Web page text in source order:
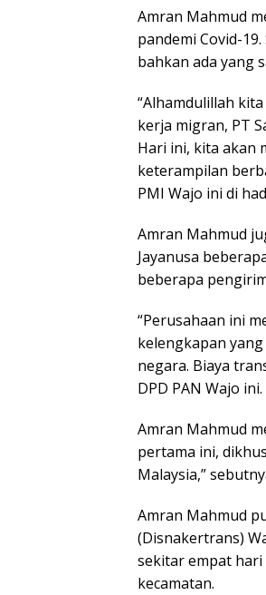
Amran Mahmud
pandemi Covid-
bahkan ada yang
“Alhamdulillah
kerja migran, PT
Hari ini, kita akan
keterampilan
PMI Wajo ini di
Amran Mahmud
Jayanusa
beberapa
“Perusahaan ini
kelengkapan
negara. Biaya
DPD PAN Wajo ini.
Amran Mahmud
pertama ini,
Malaysia,”
Amran Mahmud
(Disnakertrans)
sekitar empat
kecamatan.